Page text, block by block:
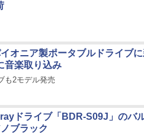
オニア製ポータブルドライブに
音楽取り込み
も2モデル発売
ドライブ「BDR-S09J」のバ
ブラック